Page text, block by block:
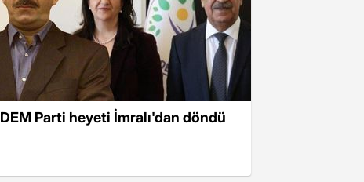
DEM Parti heyeti İmralı'dan döndü